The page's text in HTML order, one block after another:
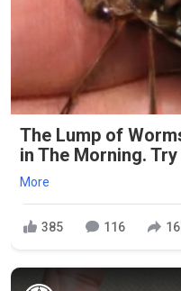
The Lump of
in The Morning.
More
385 116